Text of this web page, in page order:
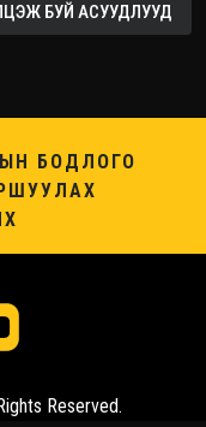
БУЙ АСУУДЛУУД
БОДЛОГО
Reserved.